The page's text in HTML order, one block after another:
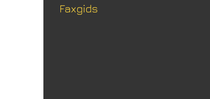
Faxgids